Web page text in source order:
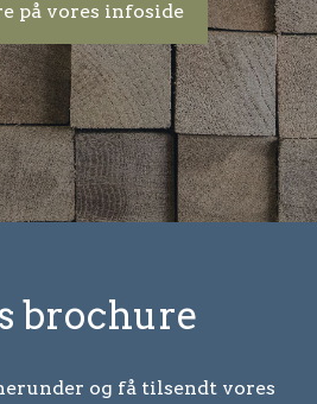
på vores infoside
brochure
og få tilsendt vores